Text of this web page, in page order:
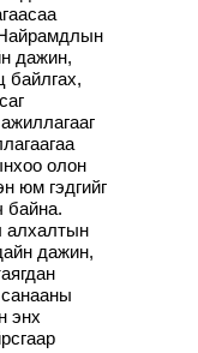
дажин,
байлгах,
олон
юм гэдгийг
байна.
алхалтын
дажин,
энх